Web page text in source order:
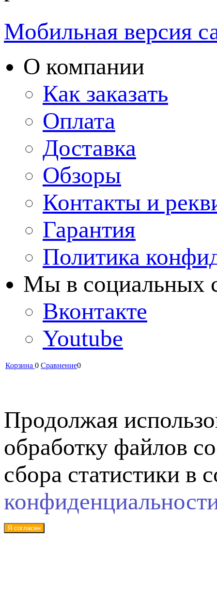
Мобильная версия
О компании
Как заказать
Оплата
Доставка
Обзоры
Контакты и
Гарантия
Политика
Мы в cоциальных
Вконтакте
Youtube
Корзина 0 Сравнение0
Продолжая
обработку файлов
сбора статистики в
Я согласен